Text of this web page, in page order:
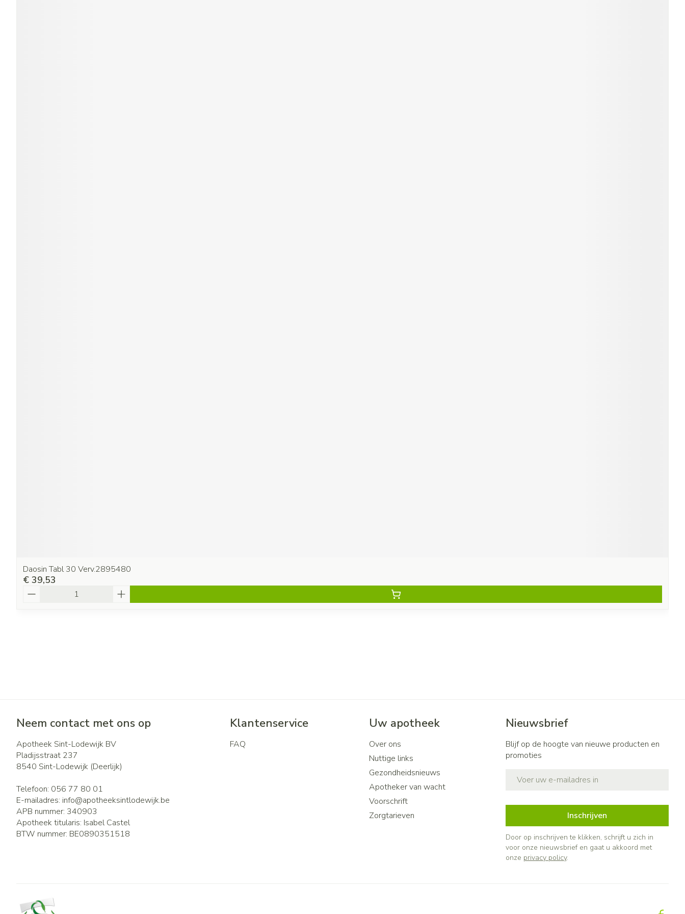
Daosin Tabl 30 Verv.2895480
€ 39,53
Neem contact met ons op
Apotheek Sint-Lodewijk BV
Pladijsstraat 237
8540 Sint-Lodewijk (Deerlijk)
Telefoon: 056 77 80 01
E-mailadres: info@apotheeksintlodewijk.be
APB nummer: 340903
Apotheek titularis: Isabel Castel
BTW nummer: BE0890351518
Klantenservice
FAQ
Uw apotheek
Over ons
Nuttige links
Gezondheidsnieuws
Apotheker van wacht
Voorschrift
Zorgtarieven
Nieuwsbrief
Blijf op de hoogte van nieuwe producten en
promoties
Inschrijven
Door op inschrijven te klikken, schrijft u zich in
voor onze nieuwsbrief en gaat u akkoord met
onze privacy policy.